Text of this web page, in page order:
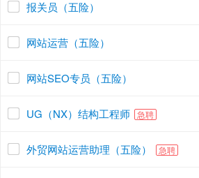
报关员（五险）
网站运营（五险）
网站SEO专员（五险）
UG（NX）结构工程师 急聘
外贸网站运营助理（五险） 急聘